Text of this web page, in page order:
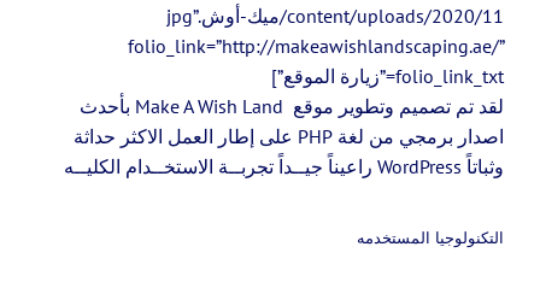
content/uploads/2020/11/ميك-أوش.jpg”
folio_link=”http://makeawishlandscaping.ae/”
folio_link_txt=”زيارة الموقع”]
لقد تم تصميم وتطوير موقع Make A Wish Land بأحدث
اصدار برمجي من لغة PHP على إطار العمل الاكثر حداثة
وثباتاً WordPress راعيناً جيــداً تجربــة الاستخــدام الكليــه
التكنولوجيا المستخدمه